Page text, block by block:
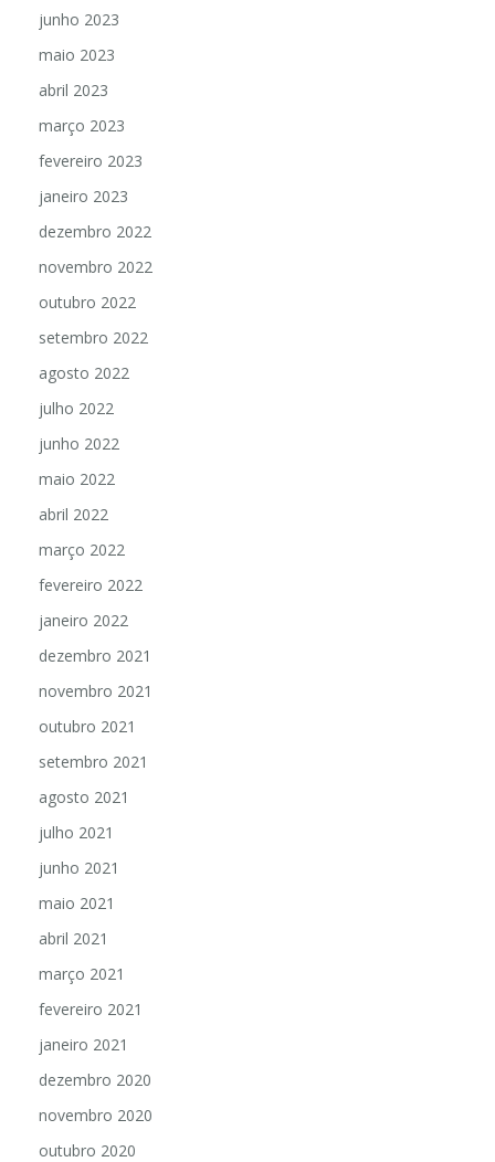
junho 2023
maio 2023
abril 2023
março 2023
fevereiro 2023
janeiro 2023
dezembro 2022
novembro 2022
outubro 2022
setembro 2022
agosto 2022
julho 2022
junho 2022
maio 2022
abril 2022
março 2022
fevereiro 2022
janeiro 2022
dezembro 2021
novembro 2021
outubro 2021
setembro 2021
agosto 2021
julho 2021
junho 2021
maio 2021
abril 2021
março 2021
fevereiro 2021
janeiro 2021
dezembro 2020
novembro 2020
outubro 2020